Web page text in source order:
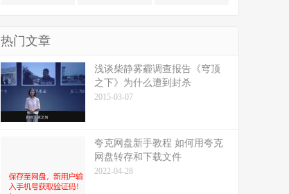
热门文章
浅谈柴静雾霾调查报告《穹顶
之下》为什么遭到封杀
2015-03-07
夸克网盘新手教程 如何用夸克
网盘转存和下载文件
2022-04-28